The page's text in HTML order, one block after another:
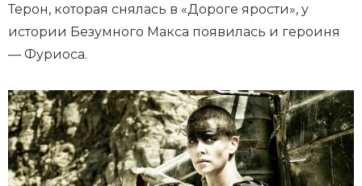
Терон, которая снялась в «Дороге ярости», у
истории Безумного Макса появилась и героиня
— Фуриоса.